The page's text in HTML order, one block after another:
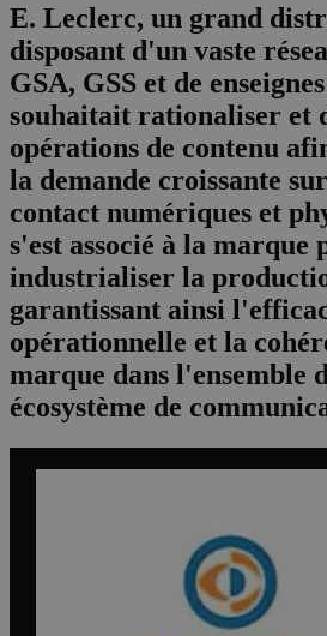
E. Leclerc, un grand
disposant d'un vaste
GSA, GSS et de
souhaitait rationaliser et
opérations de contenu
la demande croissante
contact numériques et
s'est associé à la marque
industrialiser la
garantissant ainsi
opérationnelle et la
marque dans l'ensemble
écosystème de